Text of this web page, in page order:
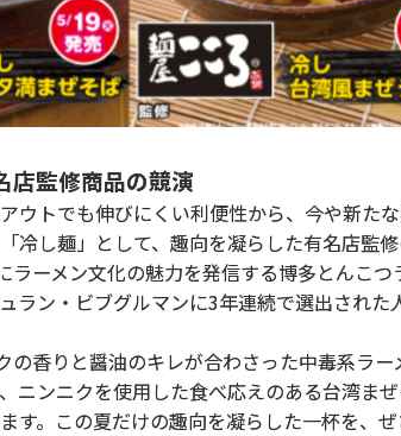
店監修商品の競演
ウトでも伸びにくい利便性から、今や新た
し麺」として、趣向を凝らした有名店監修
ーメン文化の魅力を発信する博多とんこ
ラン・ビブグルマンに3年連続で選出され
香りと醤油のキレが合わさった中毒系ラ
ニンニクを使用した食べ応えのある台湾ま
。この夏だけの趣向を凝らした一杯を、ぜ